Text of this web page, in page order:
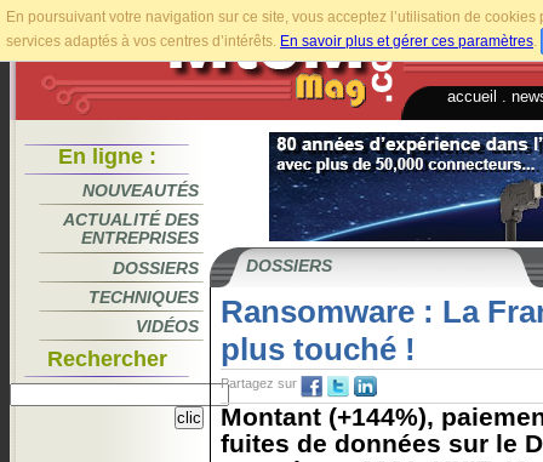
En poursuivant votre navigation sur ce site, vous acceptez l’utilisation de
services adaptés à vos centres d’intérêts. En savoir plus et gérer ces paramètres.
accueil
En ligne :
NOUVEAUTÉS
ACTUALITÉ DES
ENTREPRISES
DOSSIERS
TECHNIQUES
VIDÉOS
Rechercher
DOSSIERS
Ransomware : La
plus touché !
Partagez sur
Montant (+144%),
fuites de données sur le